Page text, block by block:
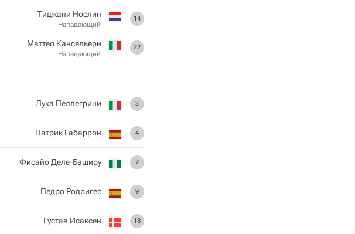
14
Тиджани Нослин
Нападающий
22
Маттео Кансельери
Нападающий
3
Лука Пеллегрини
4
Патрик Габаррон
7
Фисайо Деле-Баширу
9
Педро Родригес
18
Густав Исаксен